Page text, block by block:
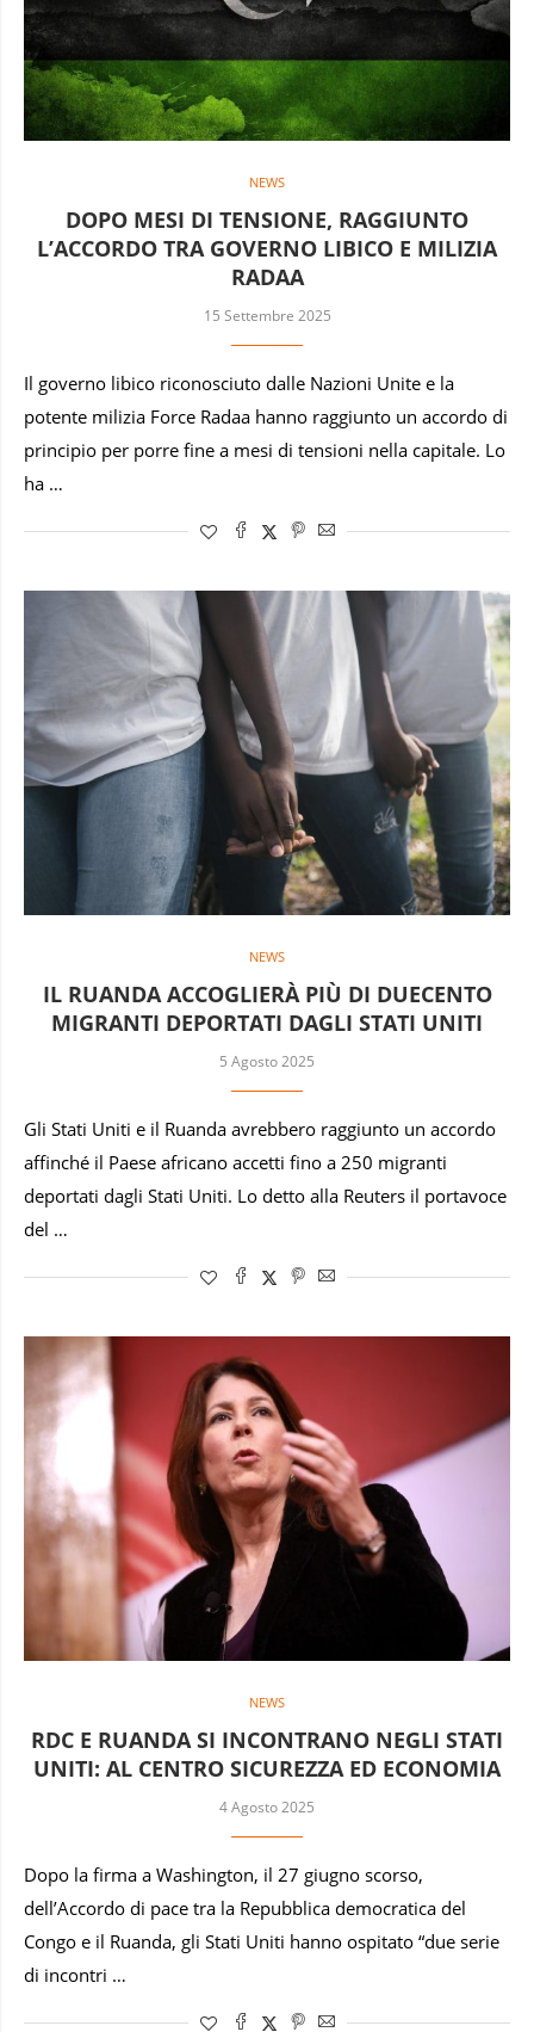
NEWS
DOPO MESI DI TENSIONE, RAGGIUNTO
L’ACCORDO TRA GOVERNO LIBICO E MILIZIA
RADAA
15 Settembre 2025
Il governo libico riconosciuto dalle Nazioni Unite e la
potente milizia Force Radaa hanno raggiunto un accordo di
principio per porre fine a mesi di tensioni nella capitale. Lo
ha …
NEWS
IL RUANDA ACCOGLIERÀ PIÙ DI DUECENTO
MIGRANTI DEPORTATI DAGLI STATI UNITI
5 Agosto 2025
Gli Stati Uniti e il Ruanda avrebbero raggiunto un accordo
affinché il Paese africano accetti fino a 250 migranti
deportati dagli Stati Uniti. Lo detto alla Reuters il portavoce
del …
NEWS
RDC E RUANDA SI INCONTRANO NEGLI STATI
UNITI: AL CENTRO SICUREZZA ED ECONOMIA
4 Agosto 2025
Dopo la firma a Washington, il 27 giugno scorso,
dell’Accordo di pace tra la Repubblica democratica del
Congo e il Ruanda, gli Stati Uniti hanno ospitato “due serie
di incontri …